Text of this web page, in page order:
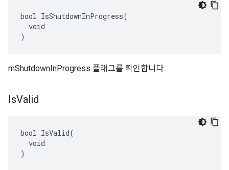
bool IsShutdownInProgress(
  void
)
mShutdownInProgress 플래그를 확인합니다.
IsValid
bool IsValid(
  void
)